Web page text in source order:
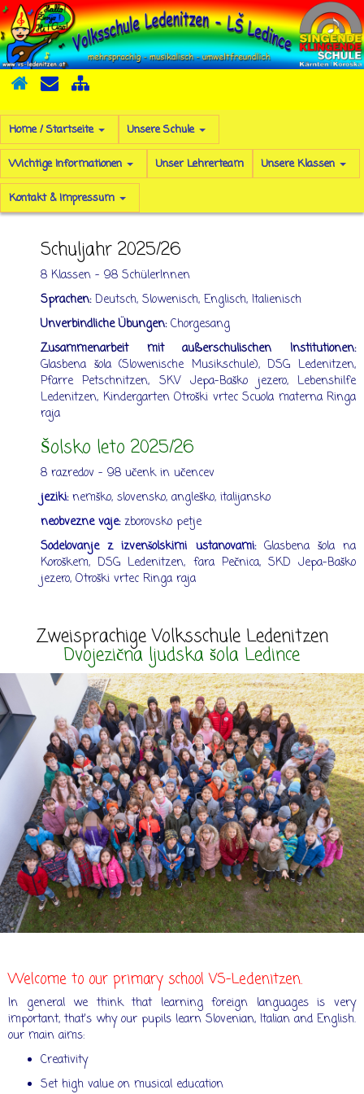
Home / Startseite Unsere Schule
Wichtige Informationen Unser Lehrerteam Unsere Klassen
Kontakt & Impressum
Schuljahr 2025/26
8 Klassen - 98 SchülerInnen
Sprachen:Deutsch, Slowenisch, Englisch, Italienisch
Unverbindliche Übungen:Chorgesang
Zusammenarbeit mit außerschulischen Institutionen:
Glasbena šola (Slowenische Musikschule), DSG Ledenitzen,
Pfarre Petschnitzen, SKV Jepa-Baško jezero, Lebenshilfe
Ledenitzen, Kindergarten Otroški vrtec Scuola materna Ringa
raja
Šolsko leto 2025/26
8 razredov - 98 učenk in učencev
jeziki:nemško, slovensko, angleško, italijansko
neobvezne vaje: zborovsko petje
Sodelovanje z izvenšolskimi ustanovami: Glasbena šola na
Koroškem, DSG Ledenitzen, fara Pečnica, SKD Jepa-Baško
jezero, Otroški vrtec Ringa raja
Zweisprachige Volksschule Ledenitzen
Dvojezična ljudska šola Ledince
Welcome to our primary school VS-Ledenitzen.
In general we think that learning foreign languages is very
important, that's why our pupils learn Slovenian, Italian and English.
our main aims:
Creativity
Set high value on musical education